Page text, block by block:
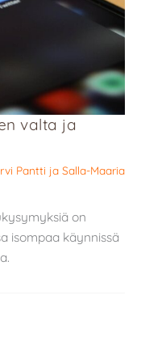
valta ja
Pantti ja Salla-Maaria
on
isompaa käynnissä